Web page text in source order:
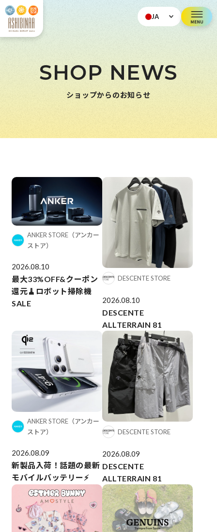
JA
SHOP NEWS
ショップからのお知らせ
ANKER STORE（アンカー
ストア）
2026.08.10
最大33%OFF&クーポン
還元🧹ロボット掃除機
SALE
DESCENTE STORE
2026.08.10
DESCENTE
ALLTERRAIN 81
ANKER STORE（アンカー
ストア）
2026.08.09
新製品入荷！話題の最新
モバイルバッテリー⚡️
DESCENTE STORE
2026.08.09
DESCENTE
ALLTERRAIN 81